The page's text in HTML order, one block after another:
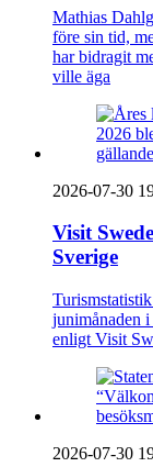
Mathias
före sin tid,
har bidragit
ville äga
2026-07-30
Visit
Sverige
junimånaden
enligt Visit
2026-07-30